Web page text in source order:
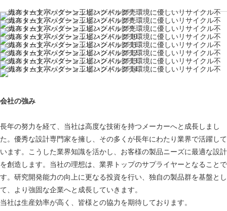
会社の強み
長年の努力を経て、当社は高度な技術を持つメーカーへと成長しまし
た。優秀な設計専門家を擁し、その多くが長年にわたり業界で活躍して
います。こうした業界知識を活かし、お客様の製品ニーズに最適な設計
を創造します。当社の理想は、業界トップのサプライヤーとなることで
す。研究開発能力の向上に更なる投資を行い、独自の製品群を基盤とし
て、より強固な企業へと成長していきます。
当社は生産効率が高く、皆様との協力を期待しております。